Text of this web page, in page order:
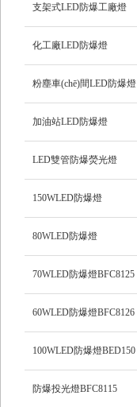
支架式LED防爆工廠燈
化工廠LED防爆燈
粉塵車(chē)間LED防爆燈
加油站LED防爆燈
LED雙管防爆熒光燈
150WLED防爆燈
80WLED防爆燈
70WLED防爆燈BFC8125
60WLED防爆燈BFC8126
100WLED防爆燈BED150
防爆投光燈BFC8115